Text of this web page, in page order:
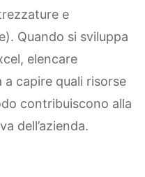
e
Quando si sviluppa
elencare
capire quali risorse
contribuiscono alla
dell’azienda.